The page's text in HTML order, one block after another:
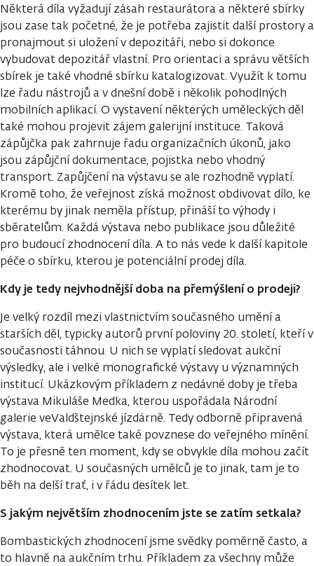
Některá díla vyžadují zásah restaurátora a některé sbírky
jsou zase tak početné, že je potřeba zajistit další prostory a
pronajmout si uložení v depozitáři, nebo si dokonce
vybudovat depozitář vlastní. Pro orientaci a správu větších
sbírek je také vhodné sbírku katalogizovat. Využít k tomu
lze řadu nástrojů a v dnešní době i několik pohodlných
mobilních aplikací. O vystavení některých uměleckých děl
také mohou projevit zájem galerijní instituce. Taková
zápůjčka pak zahrnuje řadu organizačních úkonů, jako
jsou zápůjční dokumentace, pojistka nebo vhodný
transport. Zapůjčení na výstavu se ale rozhodně vyplatí.
Kromě toho, že veřejnost získá možnost obdivovat dílo, ke
kterému by jinak neměla přístup, přináší to výhody i
sběratelům. Každá výstava nebo publikace jsou důležité
pro budoucí zhodnocení díla. A to nás vede k další kapitole
péče o sbírku, kterou je potenciální prodej díla.
Kdy je tedy nejvhodnější doba na přemýšlení o prodeji?
Je velký rozdíl mezi vlastnictvím současného umění a
starších děl, typicky autorů první poloviny 20. století, kteří v
současnosti táhnou. U nich se vyplatí sledovat aukční
výsledky, ale i velké monografické výstavy u významných
institucí. Ukázkovým příkladem z nedávné doby je třeba
výstava Mikuláše Medka, kterou uspořádala Národní
galerie veValdštejnské jízdárně. Tedy odborně připravená
výstava, která umělce také povznese do veřejného mínění.
To je přesně ten moment, kdy se obvykle díla mohou začít
zhodnocovat. U současných umělců je to jinak, tam je to
běh na delší trať, i v řádu desítek let.
S jakým největším zhodnocením jste se zatím setkala?
Bombastických zhodnocení jsme svědky poměrně často, a
to hlavně na aukčním trhu. Příkladem za všechny může